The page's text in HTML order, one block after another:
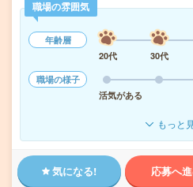
職場の雰囲気
年齢層
20代
30代
職場の様子
活気がある
もっと
気になる! 応募へ